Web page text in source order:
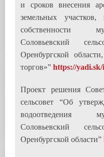
и сроков внесения
земельных участков,
собственности
Соловьевский
Оренбургской
торгов»” https://
Проект решения
сельсовет “Об
водоотведения
Соловьевский
Оренбургской области”